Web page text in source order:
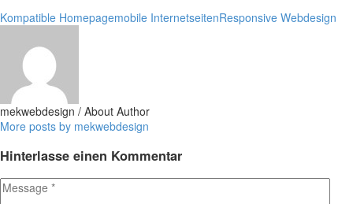
Kompatible Homepagemobile InternetseitenResponsive Webdesign
mekwebdesign / About Author
More posts by mekwebdesign
Hinterlasse einen Kommentar